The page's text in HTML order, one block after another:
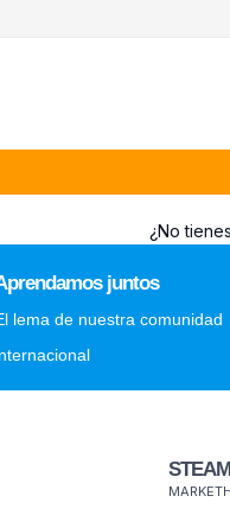
¿No
juntos
lema de nuestra comunidad